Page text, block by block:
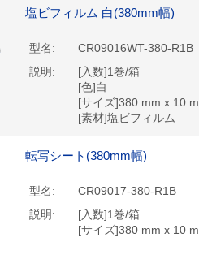
塩ビフィルム 白(380mm幅)
型名:
CR09016WT-380-R1B
説明:
[入数]1巻/箱
[色]白
[サイズ]380 mm x 10 m
[素材]塩ビフィルム
[表面基材の厚さ]62 μm
転写シート(380mm幅)
型名:
CR09017-380-R1B
説明:
[入数]1巻/箱
[サイズ]380 mm x 10 m